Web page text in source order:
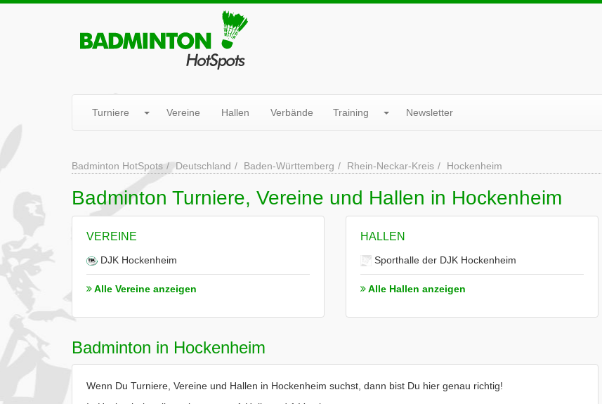
Turniere Vereine Hallen Verbände Training Newsletter
Badminton HotSpots Deutschland Baden-Württemberg Rhein-Neckar-Kreis Hockenheim
Badminton Turniere, Vereine und Hallen in Hockenheim
VEREINE
DJK Hockenheim
Alle Vereine anzeigen
HALLEN
Sporthalle der DJK Hockenheim
Alle Hallen anzeigen
Badminton in Hockenheim
Wenn Du Turniere, Vereine und Hallen in Hockenheim suchst, dann bist Du hier genau richtig!